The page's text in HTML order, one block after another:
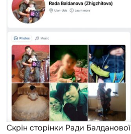
Скрін сторінки Ради Балданової